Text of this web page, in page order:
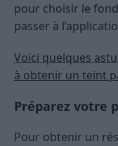
pour choisir le
passer à
Voici quelques
à obtenir un teint
Préparez votre
Pour obtenir un